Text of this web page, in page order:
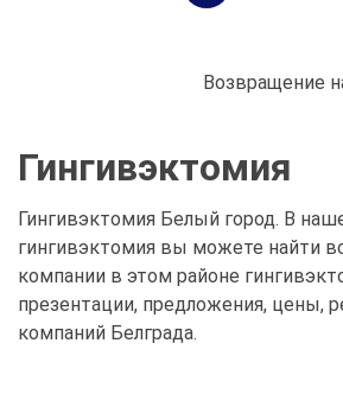
Возвращение
Гингивэктомия
Гингивэктомия Белый город. В
гингивэктомия вы можете найти
компании в этом районе
презентации, предложения, цены,
компаний Белграда.